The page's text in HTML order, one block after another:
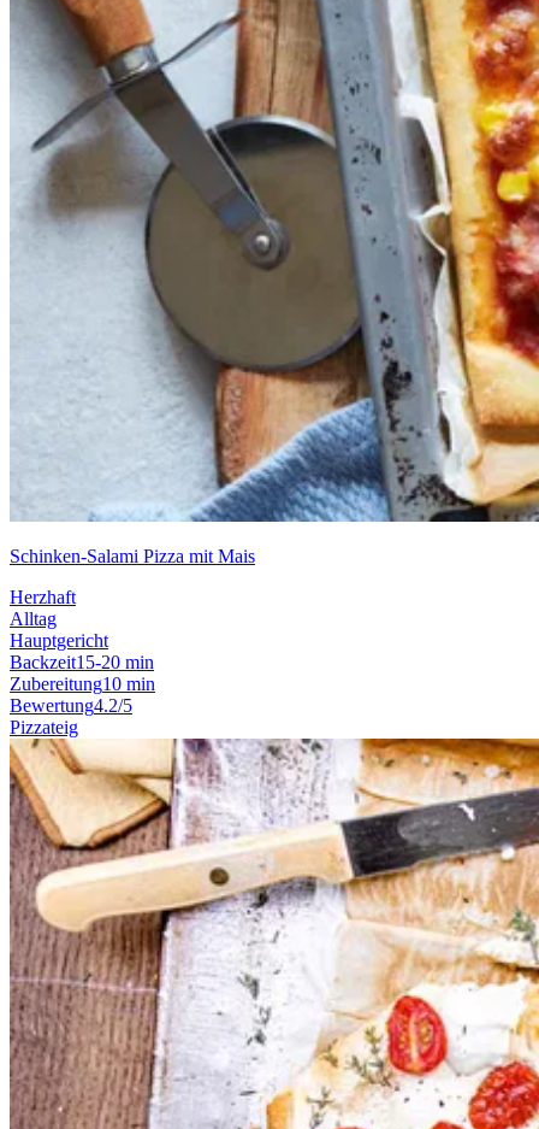
Schinken-Salami Pizza mit Mais
Herzhaft
Alltag
Hauptgericht
Backzeit15-20 min
Zubereitung10 min
Bewertung4.2/5
Pizzateig